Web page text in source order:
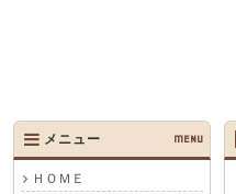
メニュー MENU
ＨＯＭＥ